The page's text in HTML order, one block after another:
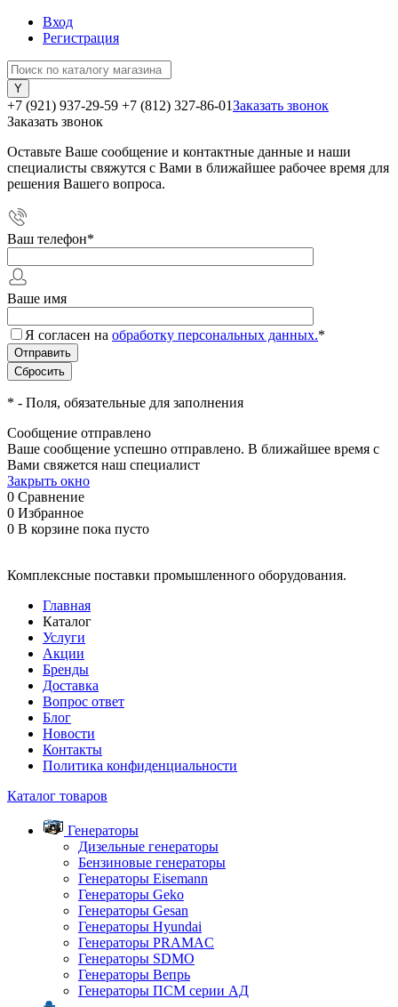
Вход
Регистрация
+7 (921) 937-29-59 +7 (812) 327-86-01Заказать звонок
Заказать звонок
Оставьте Ваше сообщение и контактные данные и наши
специалисты свяжутся с Вами в ближайшее рабочее время для
решения Вашего вопроса.
Ваш телефон*
Ваше имя
Я согласен на обработку персональных данных.*
* - Поля, обязательные для заполнения
Сообщение отправлено
Ваше сообщение успешно отправлено. В ближайшее время с
Вами свяжется наш специалист
Закрыть окно
0 Сравнение
0 Избранное
0 В корзине пока пусто
Комплексные поставки промышленного оборудования.
Главная
Каталог
Услуги
Акции
Бренды
Доставка
Вопрос ответ
Блог
Новости
Контакты
Политика конфиденциальности
Каталог товаров
Генераторы
Дизельные генераторы
Бензиновые генераторы
Генераторы Eisemann
Генераторы Geko
Генераторы Gesan
Генераторы Hyundai
Генераторы PRAMAC
Генераторы SDMO
Генераторы Вепрь
Генераторы ПСМ серии АД